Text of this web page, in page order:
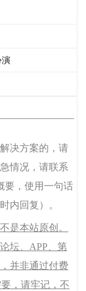
演
决方案的，请
情况，请联系
要，使用一句话
内回复）。
是本站原创。
坛、APP、第
并非通过付费
，请牢记，不